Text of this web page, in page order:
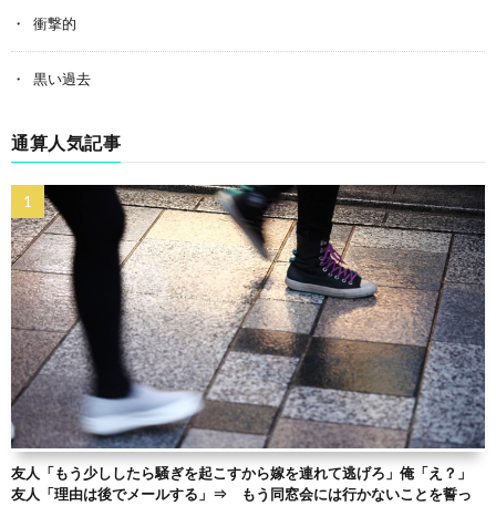
衝撃的
黒い過去
通算人気記事
友人「もう少ししたら騒ぎを起こすから嫁を連れて逃げろ」俺「え？」
友人「理由は後でメールする」⇒ もう同窓会には行かないことを誓っ